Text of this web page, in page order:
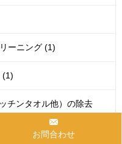
ーニング (1)
(1)
チンタオル他）の除去
お問合わせ